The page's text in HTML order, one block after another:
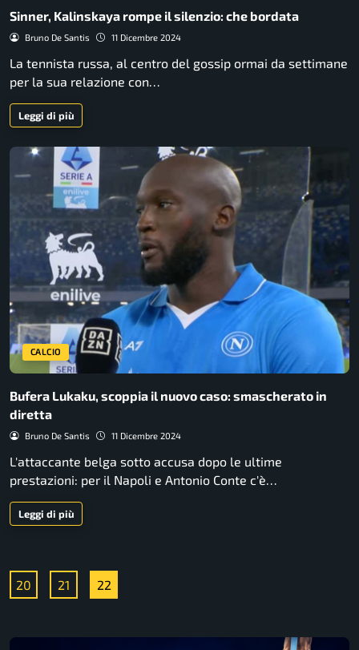
Sinner, Kalinskaya rompe il silenzio: che bordata
Bruno De Santis 11 Dicembre 2024
La tennista russa, al centro del gossip ormai da settimane
per la sua relazione con…
Leggi di più
CALCIO
Bufera Lukaku, scoppia il nuovo caso: smascherato in
diretta
Bruno De Santis 11 Dicembre 2024
L'attaccante belga sotto accusa dopo le ultime
prestazioni: per il Napoli e Antonio Conte c'è…
Leggi di più
20 21 22